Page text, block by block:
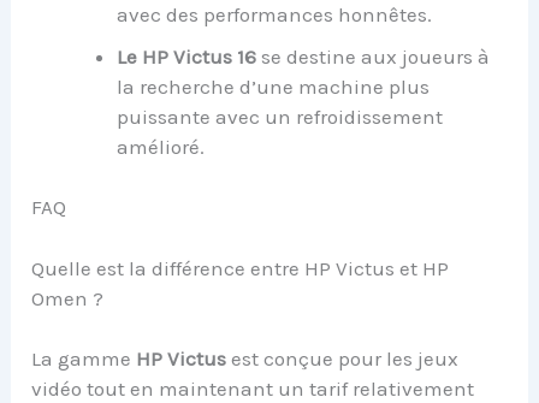
avec des performances honnêtes.
Le HP Victus 16 se destine aux joueurs à
la recherche d’une machine plus
puissante avec un refroidissement
amélioré.
FAQ
Quelle est la différence entre HP Victus et HP
Omen ?
La gamme HP Victus est conçue pour les jeux
vidéo tout en maintenant un tarif relativement